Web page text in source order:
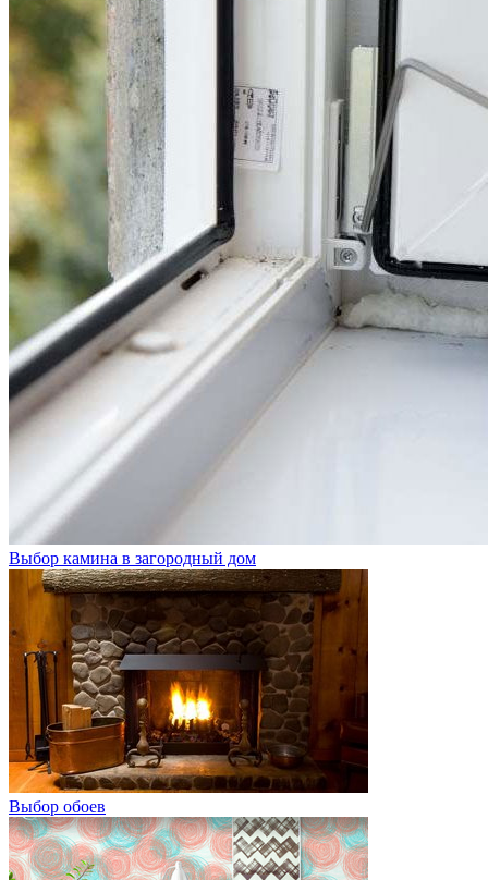
Выбор камина в загородный дом
Выбор обоев